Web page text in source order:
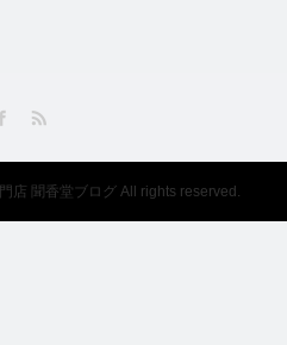
店 聞香堂ブログ All rights reserved.